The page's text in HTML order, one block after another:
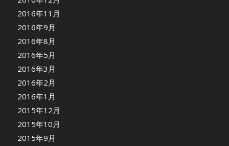
2016年11月
2016年9月
2016年8月
2016年5月
2016年3月
2016年2月
2016年1月
2015年12月
2015年10月
2015年9月